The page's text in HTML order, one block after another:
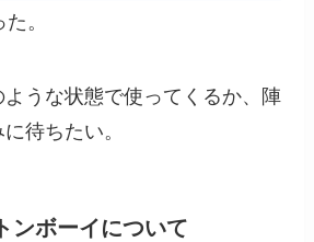
。
ような状態で使ってくるか、陣
待ちたい。
ボーイについて